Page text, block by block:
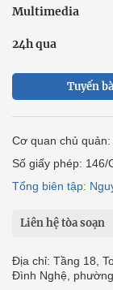
Multimedia
24h qua
Tuyến
Cơ quan chủ
Số giấy phép: 146/
Tổng biên tập:
Liên hệ tòa soạn
Địa chỉ: Tầng 18,
Đình Nghệ, phường